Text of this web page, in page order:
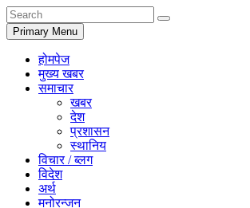
Primary Menu
होमपेज
मुख्य खबर
समाचार
खबर
देश
प्रशासन
स्थानिय
विचार / ब्लग
विदेश
अर्थ
मनोरन्जन